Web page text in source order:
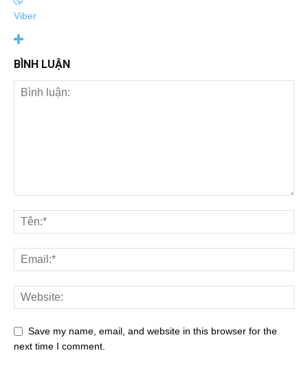
Viber
BÌNH LUẬN
Save my name, email, and website in this browser for the
next time I comment.